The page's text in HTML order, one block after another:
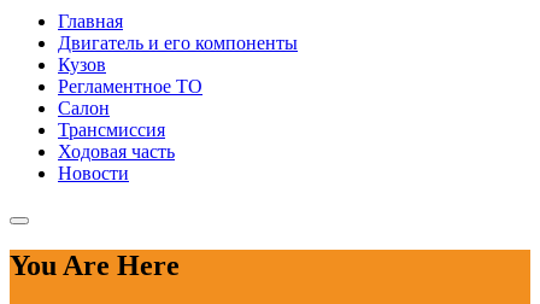
Главная
Двигатель и его компоненты
Кузов
Регламентное ТО
Салон
Трансмиссия
Ходовая часть
Новости
You Are Here